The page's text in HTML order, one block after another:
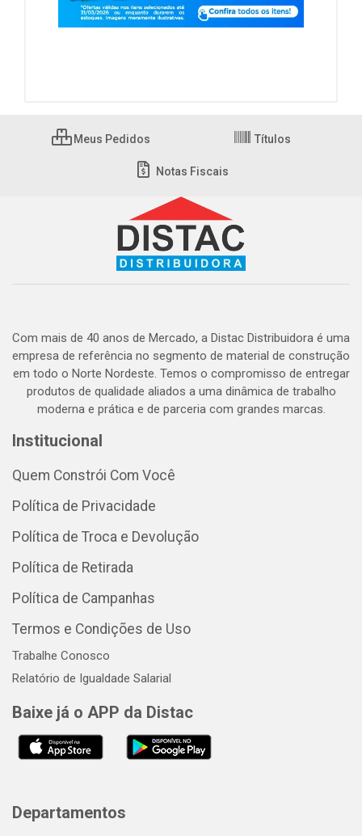
Meus Pedidos Títulos
Notas Fiscais
Com mais de 40 anos de Mercado, a Distac Distribuidora é uma
empresa de referência no segmento de material de construção
em todo o Norte Nordeste. Temos o compromisso de entregar
produtos de qualidade aliados a uma dinâmica de trabalho
moderna e prática e de parceria com grandes marcas.
Institucional
Quem Constrói Com Você
Política de Privacidade
Política de Troca e Devolução
Política de Retirada
Política de Campanhas
Termos e Condições de Uso
Trabalhe Conosco
Relatório de Igualdade Salarial
Baixe já o APP da Distac
Departamentos